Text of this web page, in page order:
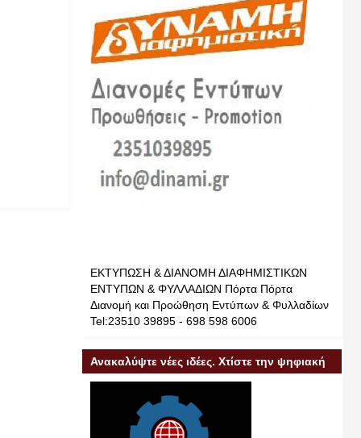
ΕΚΤΥΠΩΣΗ & ΔΙΑΝΟΜΗ ΔΙΑΦΗΜΙΣΤΙΚΩΝ
ΕΝΤΥΠΩΝ & ΦΥΛΛΑΔΙΩΝ Πόρτα Πόρτα
Διανομή και Προώθηση Εντύπων & Φυλλαδίων
Tel:23510 39895 - 698 598 6006
Ανακαλύψτε νέες ιδέες. Χτίστε την ψηφιακή
σας επιχείρηση